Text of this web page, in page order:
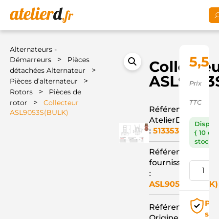
Alternateurs -
Démarreurs
>
Pièces
détachées Alternateur
>
Pièces d’alternateur >
Rotors >
Pièces de
rotor
>
Collecteur
ASL9053S(BULK)
Référence
AtelierD
:513353
Référence
fournisseur
:
ASL9053S(BULK)
Référence
5,50
Prix
TTC
( 10 en
stock )